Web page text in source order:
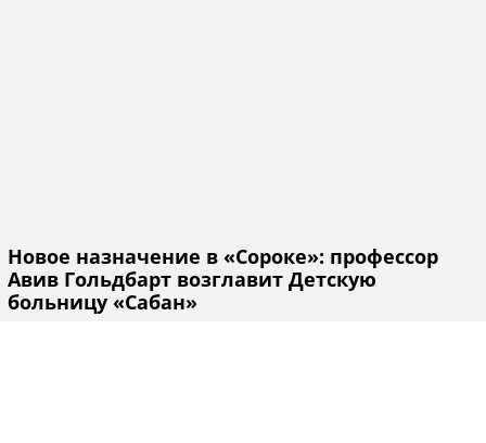
Новое назначение в «Сороке»: профессор
Авив Гольдбарт возглавит Детскую
больницу «Сабан»